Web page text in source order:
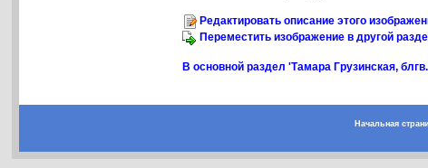
Редактировать описание этого
Переместить изображение в другой
В основной раздел 'Тамара Грузинская,
Начальная